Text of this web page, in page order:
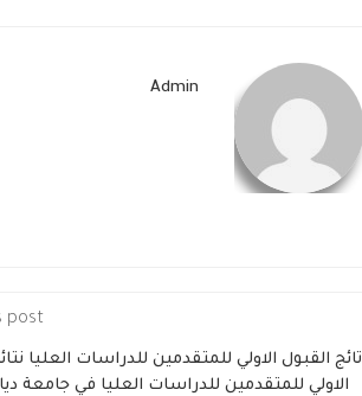
Admin
post
تائج القبول الاولي للمتقدمين للدراسات العليا
الاولي للمتقدمين للدراسات العليا في جامعة